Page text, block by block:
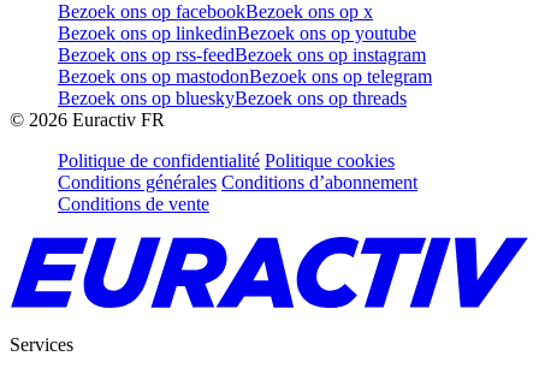
Bezoek ons op facebookBezoek ons op x
Bezoek ons op linkedinBezoek ons op youtube
Bezoek ons op rss-feedBezoek ons op instagram
Bezoek ons op mastodonBezoek ons op telegram
Bezoek ons op blueskyBezoek ons op threads
© 2026 Euractiv FR
Politique de confidentialité Politique cookies
Conditions générales Conditions d’abonnement
Conditions de vente
Services